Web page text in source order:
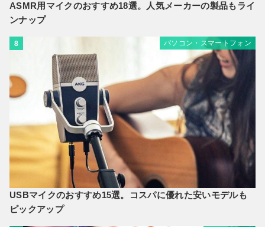
ASMR用マイクのおすすめ18選。人気メーカーの製品もライ
ンナップ
8 パソコン・スマートフォン
USBマイクのおすすめ15選。コスパに優れた安いモデルも
ピックアップ